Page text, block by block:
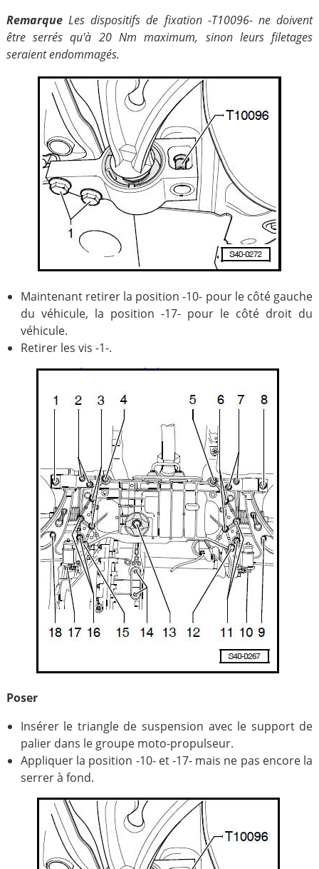
RemarqueLes dispositifs de fixation -T10096- ne doivent
être serrés qu'à 20 Nm maximum, sinon leurs filetages
seraient endommagés.
Maintenant retirer la position -10- pour le côté gauche
du véhicule, la position -17- pour le côté droit du
véhicule.
Retirer les vis -1-.
Poser
Insérer le triangle de suspension avec le support de
palier dans le groupe moto-propulseur.
Appliquer la position -10- et -17- mais ne pas encore la
serrer à fond.